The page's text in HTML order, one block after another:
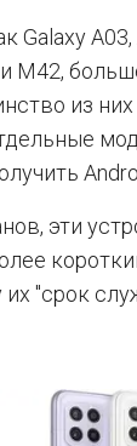
Galaxy A03,
M42,
из
эти
"срок